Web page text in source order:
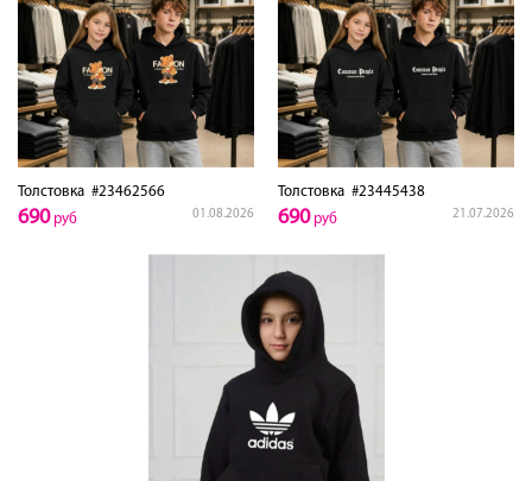
Толстовка #23462566
01.08.2026
690руб
Толстовка #23445438
21.07.2026
690руб